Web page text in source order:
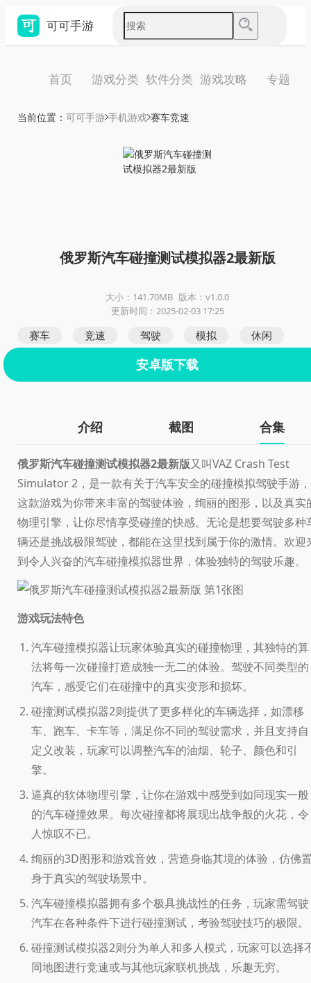
可可手游
首页 游戏分类 软件分类 游戏攻略 专题
当前位置： 可可手游 手机游戏 赛车竞速
俄罗斯汽车碰撞测试模拟器2最新版
大小：141.70MB 版本：v1.0.0
更新时间：2025-02-03 17:25
赛车 竞速 驾驶 模拟 休闲
安卓版下载
介绍 截图 合集
俄罗斯汽车碰撞测试模拟器2最新版又叫VAZ Crash Test
Simulator 2，是一款有关于汽车安全的碰撞模拟驾驶手游，
这款游戏为你带来丰富的驾驶体验，绚丽的图形，以及真实
物理引擎，让你尽情享受碰撞的快感。无论是想要驾驶多种
辆还是挑战极限驾驶，都能在这里找到属于你的激情。欢迎
到令人兴奋的汽车碰撞模拟器世界，体验独特的驾驶乐趣。
游戏玩法特色
汽车碰撞模拟器让玩家体验真实的碰撞物理，其独特的算
法将每一次碰撞打造成独一无二的体验。驾驶不同类型的
汽车，感受它们在碰撞中的真实变形和损坏。
碰撞测试模拟器2则提供了更多样化的车辆选择，如漂移
车、跑车、卡车等，满足你不同的驾驶需求，并且支持自
定义改装，玩家可以调整汽车的油烟、轮子、颜色和引
擎。
逼真的软体物理引擎，让你在游戏中感受到如同现实一般
的汽车碰撞效果。每次碰撞都将展现出战争般的火花，令
人惊叹不已。
绚丽的3D图形和游戏音效，营造身临其境的体验，仿佛
身于真实的驾驶场景中。
汽车碰撞模拟器拥有多个极具挑战性的任务，玩家需驾驶
汽车在各种条件下进行碰撞测试，考验驾驶技巧的极限。
碰撞测试模拟器2则分为单人和多人模式，玩家可以选择
同地图进行竞速或与其他玩家联机挑战，乐趣无穷。